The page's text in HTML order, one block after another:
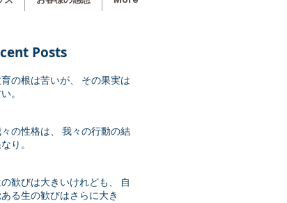
Posts
の根は苦いが、 その果実は
。
性格は、 我々の行動の結
り。
歓びは大きいけれども、 自
る生の歓びはさらに大き